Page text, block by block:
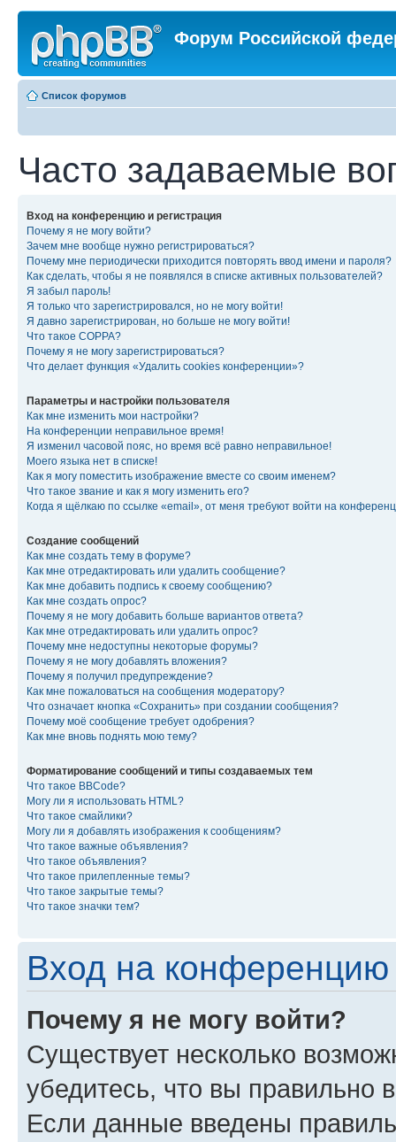
Форум Российской
Список форумов
Часто задаваемые
Вход на конференцию и регистрация
Почему я не могу войти?
Зачем мне вообще нужно регистрироваться?
Почему мне периодически приходится повторять ввод имени и пароля?
Как сделать, чтобы я не появлялся в списке активных пользователей?
Я забыл пароль!
Я только что зарегистрировался, но не могу войти!
Я давно зарегистрирован, но больше не могу войти!
Что такое COPPA?
Почему я не могу зарегистрироваться?
Что делает функция «Удалить cookies конференции»?
Параметры и настройки пользователя
Как мне изменить мои настройки?
На конференции неправильное время!
Я изменил часовой пояс, но время всё равно неправильное!
Моего языка нет в списке!
Как я могу поместить изображение вместе со своим именем?
Что такое звание и как я могу изменить его?
Когда я щёлкаю по ссылке «email», от меня требуют войти на
Создание сообщений
Как мне создать тему в форуме?
Как мне отредактировать или удалить сообщение?
Как мне добавить подпись к своему сообщению?
Как мне создать опрос?
Почему я не могу добавить больше вариантов ответа?
Как мне отредактировать или удалить опрос?
Почему мне недоступны некоторые форумы?
Почему я не могу добавлять вложения?
Почему я получил предупреждение?
Как мне пожаловаться на сообщения модератору?
Что означает кнопка «Сохранить» при создании сообщения?
Почему моё сообщение требует одобрения?
Как мне вновь поднять мою тему?
Форматирование сообщений и типы создаваемых тем
Что такое BBCode?
Могу ли я использовать HTML?
Что такое смайлики?
Могу ли я добавлять изображения к сообщениям?
Что такое важные объявления?
Что такое объявления?
Что такое прилепленные темы?
Что такое закрытые темы?
Что такое значки тем?
Вход на конференцию
Почему я не могу войти?
Существует несколько
убедитесь, что вы правильно
Если данные введены